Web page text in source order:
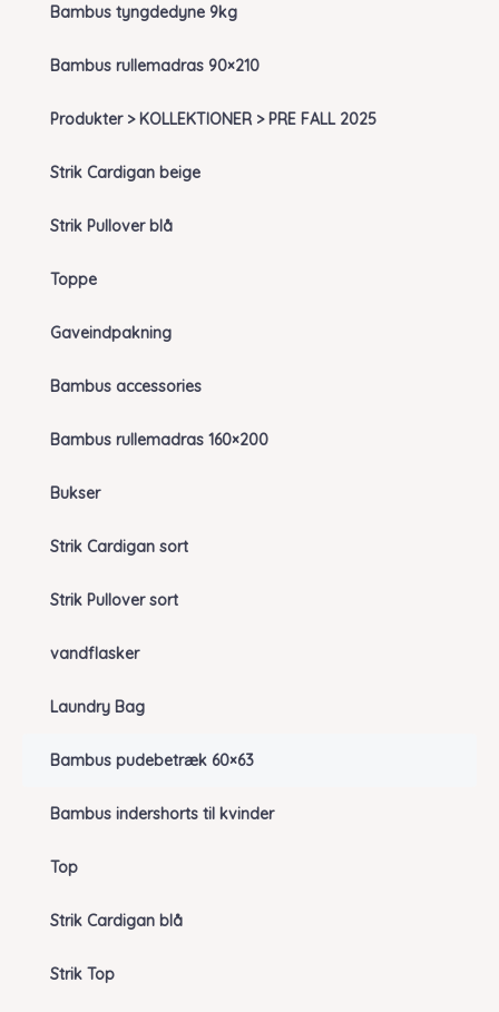
Bambus tyngdedyne 9kg
Bambus rullemadras 90×210
Produkter > KOLLEKTIONER > PRE FALL 2025
Strik Cardigan beige
Strik Pullover blå
Toppe
Gaveindpakning
Bambus accessories
Bambus rullemadras 160×200
Bukser
Strik Cardigan sort
Strik Pullover sort
vandflasker
Laundry Bag
Bambus pudebetræk 60×63
Bambus indershorts til kvinder
Top
Strik Cardigan blå
Strik Top